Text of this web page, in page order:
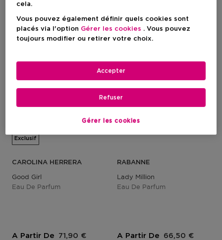
Exclusif
CAROLINA HERRERA
Good Girl
Eau De Parfum
A Partir De Prix du produit
71,90 €
RABANNE
Lady Million
Eau De Parfum
A Partir De Prix du produit
66,50 €
cela.
Vous pouvez également définir quels cookies sont
placés via l'option Gérer les cookies . Vous pouvez
toujours modifier ou retirer votre choix.
Gérer les cookies
Refuser
Accepter